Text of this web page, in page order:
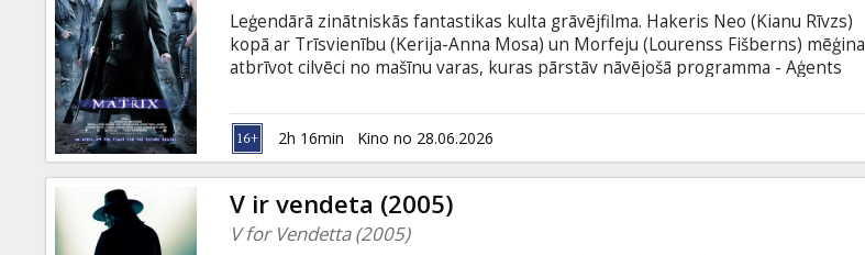
Leģendārā zinātniskās fantastikas kulta grāvējfilma. Hakeris Neo (Kianu Rīvzs)
kopā ar Trīsvienību (Kerija-Anna Mosa) un Morfeju (Lourenss Fišberns) mēģina
atbrīvot cilvēci no mašīnu varas, kuras pārstāv nāvējošā programma - Aģents
2h 16min Kino no 28.06.2026
V ir vendeta (2005)
V for Vendetta (2005)